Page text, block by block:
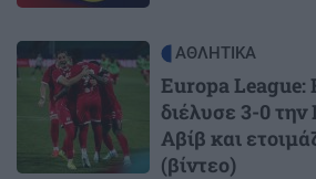
Image ΑΘΛΗΤΙΚΑ
Europa
διέλυσε 3-0
Αβίβ και
(βίντεο)